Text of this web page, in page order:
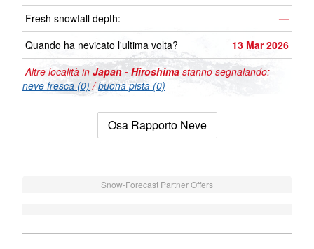
Fresh snowfall depth:
—
Quando ha nevicato l'ultima volta?
13 Mar 2026
Altre località in Japan - Hiroshima stanno segnalando:
neve fresca (0) /buona pista (0)
Osa Rapporto Neve
Snow-Forecast Partner Offers